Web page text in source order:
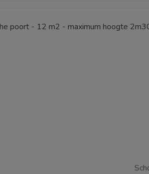
poort - 12 m2 - maximum hoogte